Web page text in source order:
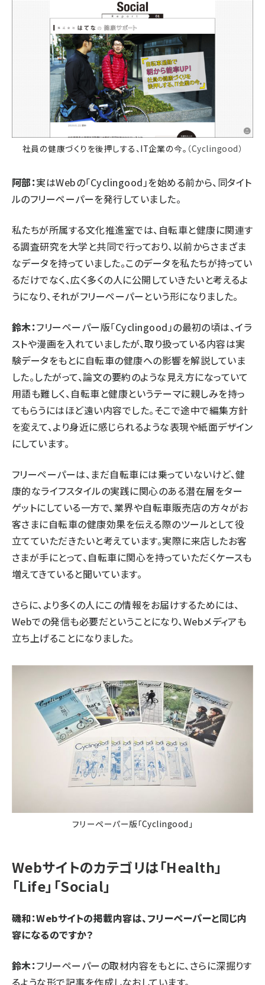
社員の健康づくりを後押しする、IT企業の今。 （Cyclingood）
阿部：実はWebの「Cyclingood」を始める前から、同タイト
ルのフリーペーパーを発行していました。
私たちが所属する文化推進室では、自転車と健康に関連す
る調査研究を大学と共同で行っており、以前からさまざま
なデータを持っていました。このデータを私たちが持ってい
るだけでなく、広く多くの人に公開していきたいと考えるよ
うになり、それがフリーペーパーという形になりました。
鈴木：フリーペーパー版「Cyclingood」の最初の頃は、イラ
ストや漫画を入れていましたが、取り扱っている内容は実
験データをもとに自転車の健康への影響を解説していま
した。したがって、論文の要約のような見え方になっていて
用語も難しく、自転車と健康というテーマに親しみを持っ
てもらうにはほど遠い内容でした。そこで途中で編集方針
を変えて、より身近に感じられるような表現や紙面デザイン
にしています。
フリーペーパーは、まだ自転車には乗っていないけど、健
康的なライフスタイルの実践に関心のある潜在層をター
ゲットにしている一方で、業界や自転車販売店の方々がお
客さまに自転車の健康効果を伝える際のツールとして役
立てていただきたいと考えています。実際に来店したお客
さまが手にとって、自転車に関心を持っていただくケースも
増えてきていると聞いています。
さらに、より多くの人にこの情報をお届けするためには、
Webでの発信も必要だということになり、Webメディアも
立ち上げることになりました。
フリーペーパー版「Cyclingood」
Webサイトのカテゴリは「Health」
「Life」「Social」
磯和：Webサイトの掲載内容は、フリーペーパーと同じ内
容になるのですか？
鈴木：フリーペーパーの取材内容をもとに、さらに深掘りす